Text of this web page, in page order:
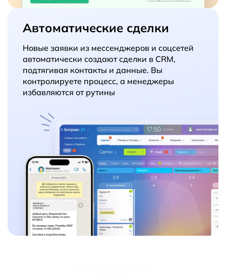
Автоматические сделки
Новые заявки из мессенджеров и соцсетей
автоматически создают сделки в CRM,
подтягивая контакты и данные. Вы
контролируете процесс, а менеджеры
избавляются от рутины